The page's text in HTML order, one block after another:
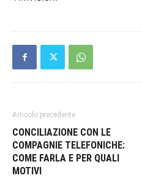
Articolo precedente
CONCILIAZIONE CON LE
COMPAGNIE TELEFONICHE:
COME FARLA E PER QUALI
MOTIVI